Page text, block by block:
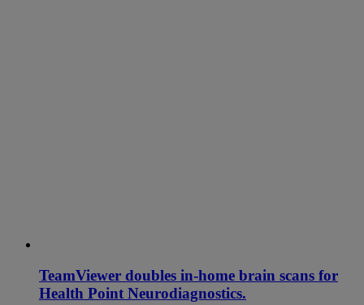
TeamViewer doubles in-home brain scans for
Health Point Neurodiagnostics.